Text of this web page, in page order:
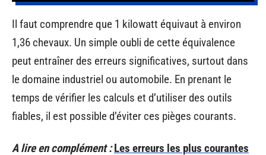
Il faut comprendre que 1 kilowatt équivaut à environ
1,36 chevaux. Un simple oubli de cette équivalence
peut entraîner des erreurs significatives, surtout dans
le domaine industriel ou automobile. En prenant le
temps de vérifier les calculs et d’utiliser des outils
fiables, il est possible d’éviter ces pièges courants.
A lire en complément : Les erreurs les plus courantes